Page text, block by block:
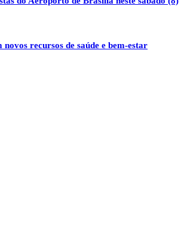
recursos de saúde e bem-estar